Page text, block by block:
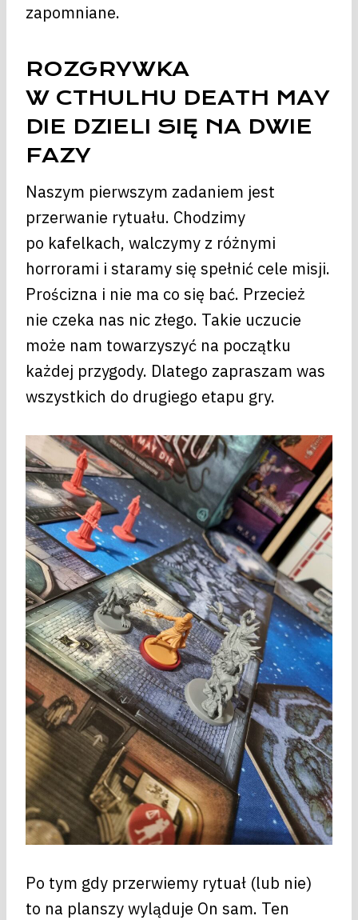
zapomniane.
ROZGRYWKA
W CTHULHU DEATH MAY
DIE DZIELI SIĘ NA DWIE
FAZY
Naszym pierwszym zadaniem jest
przerwanie rytuału. Chodzimy
po kafelkach, walczymy z różnymi
horrorami i staramy się spełnić cele misji.
Prościzna i nie ma co się bać. Przecież
nie czeka nas nic złego. Takie uczucie
może nam towarzyszyć na początku
każdej przygody. Dlatego zapraszam was
wszystkich do drugiego etapu gry.
Po tym gdy przerwiemy rytuał (lub nie)
to na planszy wyląduje On sam. Ten